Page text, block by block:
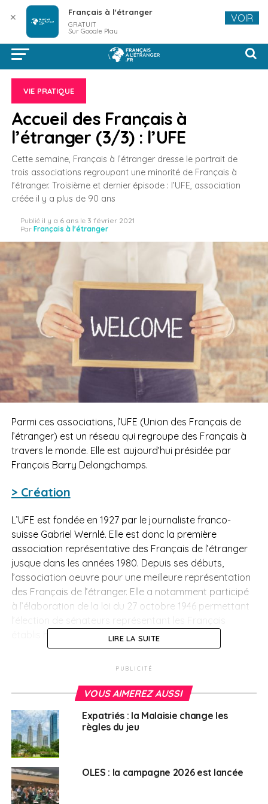
VIE PRATIQUE
Accueil des Français à
l’étranger (3/3) : l’UFE
Cette semaine, Français à l’étranger dresse le portrait de
trois associations regroupant une minorité de Français à
l’étranger. Troisième et dernier épisode : l’UFE, association
créée il y a plus de 90 ans
Publié il y a 6 ans le 3 février 2021
Par Français à l'étranger
Parmi ces associations, l’UFE (Union des Français de
l’étranger) est un réseau qui regroupe des Français à
travers le monde. Elle est aujourd’hui présidée par
François Barry Delongchamps.
> Création
L’UFE est fondée en 1927 par le journaliste franco-
suisse Gabriel Wernlé. Elle est donc la première
association représentative des Français de l’étranger
jusque dans les années 1980. Depuis ses débuts,
l’association oeuvre pour une meilleure représentation
des Français de l’étranger. Elle a notamment participé
à l’élaboration de la loi du 27 octobre 1946 permettant
établis hors de France.
L’action de l’UFE se définit, selon eux, autour de quatre
valeurs : l’accueil, l’entraide, la convivialité et le
rayonnement. Cinq sénateurs Républicains et un
centriste sur les douze de cette assemblée sont
membres de l’UFE.
> Présence
LIRE LA SUITE
PUBLICITÉ
VOUS AIMEREZ AUSSI
Expatriés : la Malaisie change les
règles du jeu
OLES : la campagne 2026 est lancée
✕ Français à l'étranger
GRATUIT
Sur Google Play
VOIR